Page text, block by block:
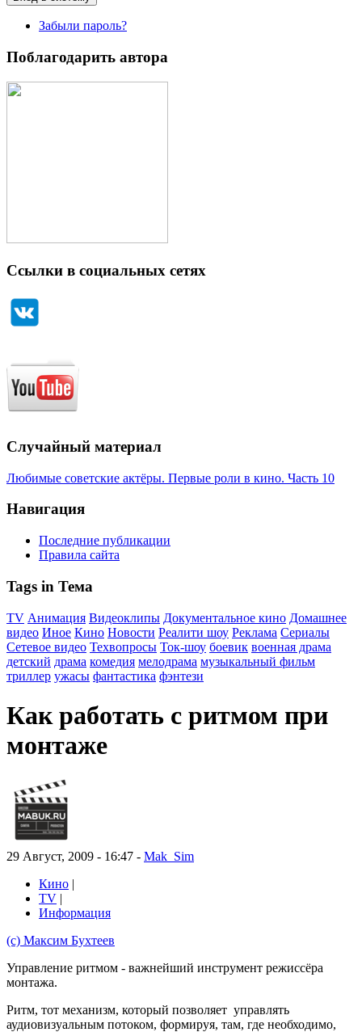
Забыли пароль?
Поблагодарить автора
Ссылки в социальных сетях
Случайный материал
Любимые советские актёры. Первые роли в кино. Часть 10
Навигация
Последние публикации
Правила сайта
Tags in Тема
TV Анимация Видеоклипы Документальное кино Домашнее
видео Иное Кино Новости Реалити шоу Реклама Сериалы
Сетевое видео Техвопросы Ток-шоу боевик военная драма
детский драма комедия мелодрама музыкальный фильм
триллер ужасы фантастика фэнтези
Как работать с ритмом при
монтаже
29 Август, 2009 - 16:47 - Mak_Sim
Кино |
TV |
Информация
(с) Максим Бухтеев
Управление ритмом - важнейший инструмент режиссёра
монтажа.
Ритм, тот механизм, который позволяет управлять
аудиовизуальным потоком, формируя, там, где необходимо,